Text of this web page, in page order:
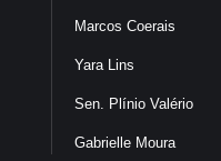
Marcos Coerais
Yara Lins
Sen. Plínio Valério
Gabrielle Moura